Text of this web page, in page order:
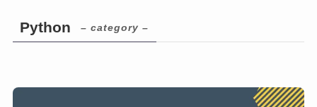
Python – category –